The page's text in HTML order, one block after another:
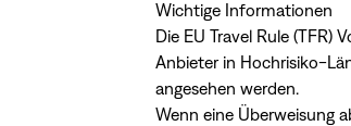
Wichtige Informationen
Die EU Travel Rule
Anbieter in Hochrisiko-
angesehen werden.
Wenn eine Überweisung